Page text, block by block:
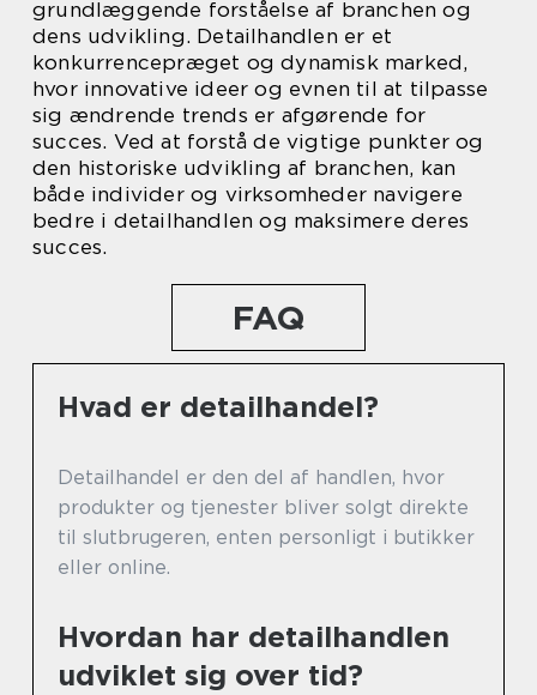
grundlæggende forståelse af branchen og
dens udvikling. Detailhandlen er et
konkurrencepræget og dynamisk marked,
hvor innovative ideer og evnen til at tilpasse
sig ændrende trends er afgørende for
succes. Ved at forstå de vigtige punkter og
den historiske udvikling af branchen, kan
både individer og virksomheder navigere
bedre i detailhandlen og maksimere deres
succes.
FAQ
Hvad er detailhandel?
Detailhandel er den del af handlen, hvor
produkter og tjenester bliver solgt direkte
til slutbrugeren, enten personligt i butikker
eller online.
Hvordan har detailhandlen
udviklet sig over tid?